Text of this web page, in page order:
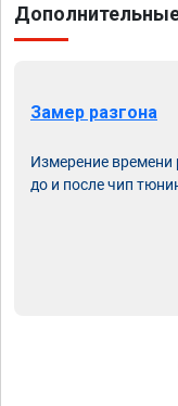
Замер разгона
Измерение времени
до и после чип